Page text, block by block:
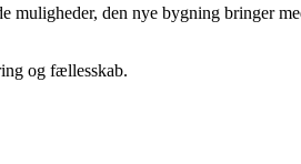
muligheder, den nye bygning bringer
og fællesskab.